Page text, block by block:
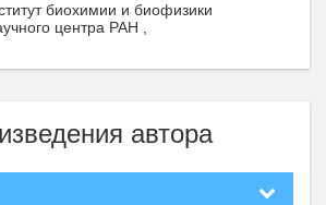
биохимии и биофизики
центра РАН ,
автора